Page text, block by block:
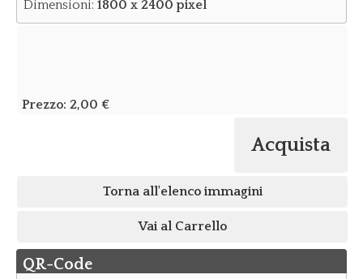
Dimensioni: 1800 x 2400 pixel
Prezzo: 2,00 €
Acquista
Torna all'elenco immagini
Vai al Carrello
QR-Code